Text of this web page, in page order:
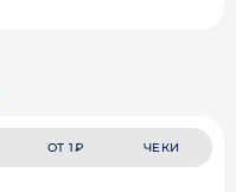
ОТ 1₽ ЧЕКИ